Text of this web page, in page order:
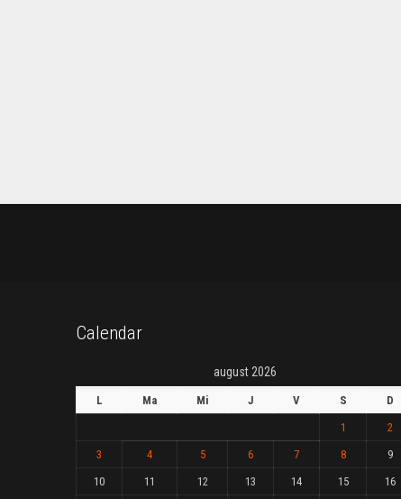
Calendar
august 2026
L Ma Mi J V S
D
1
2
3
4 5 6 7 8
9
10
11 12 13 14 15 16